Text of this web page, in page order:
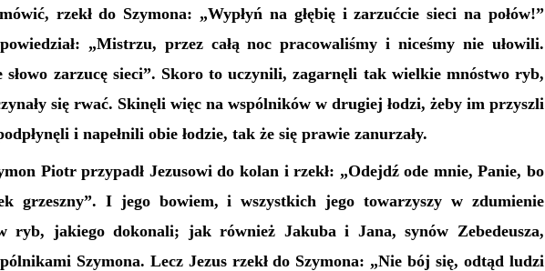
rzekł do Szymona: „Wypłyń na głębię i zarzućcie sieci na połów!”
„Mistrzu, przez całą noc pracowaliśmy i niceśmy nie ułowili.
słowo zarzucę sieci”. Skoro to uczynili, zagarnęli tak wielkie mnóstwo ryb,
się rwać. Skinęli więc na wspólników w drugiej łodzi, żeby im przyszli
i napełnili obie łodzie, tak że się prawie zanurzały.
Piotr przypadł Jezusowi do kolan i rzekł: „Odejdź ode mnie, Panie, bo
grzeszny”. I jego bowiem, i wszystkich jego towarzyszy w zdumienie
ryb, jakiego dokonali; jak również Jakuba i Jana, synów Zebedeusza,
Szymona. Lecz Jezus rzekł do Szymona: „Nie bój się, odtąd ludzi